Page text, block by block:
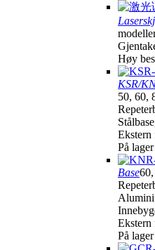
Høy
KSR/
50, 60,
Ekstern
På lager
Base
Ekstern
På lager